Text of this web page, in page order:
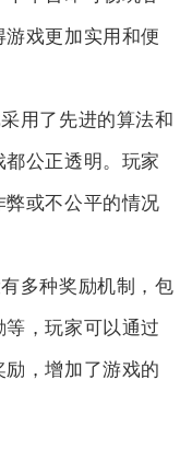
戏更加实用和便
用了先进的算法和
公正透明。玩家
或不公平的情况
多种奖励机制，包
，玩家可以通过
，增加了游戏的